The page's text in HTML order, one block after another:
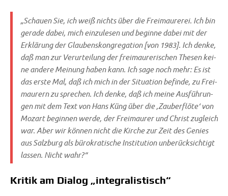
„Schau­en Sie, ich weiß nichts über die Frei­mau­re­rei. Ich bin
gera­de dabei, mich ein­zu­le­sen und begin­ne dabei mit der
Erklä­rung der Glau­bens­kon­gre­ga­ti­on [von 1983]. Ich den­ke,
daß man zur Ver­ur­tei­lung der frei­mau­re­ri­schen The­sen kei­
ne ande­re Mei­nung haben kann. Ich sage noch mehr: Es ist
das erste Mal, daß ich mich in der Situa­ti­on befin­de, zu Frei­
mau­rern zu spre­chen. Ich den­ke, daß ich mei­ne Aus­füh­run­
gen mit dem Text von Hans Küng über die ‚Zau­ber­flö­te‘ von
Mozart begin­nen wer­de, der Frei­mau­rer und Christ zugleich
war. Aber wir kön­nen nicht die Kir­che zur Zeit des Genies
aus Salz­burg als büro­kra­ti­sche Insti­tu­ti­on unbe­rück­sich­tigt
las­sen. Nicht wahr?“
Kritik am Dialog „integralistisch“